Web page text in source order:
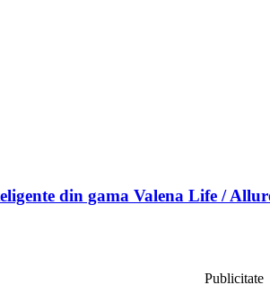
din gama Valena Life /
Publicitate